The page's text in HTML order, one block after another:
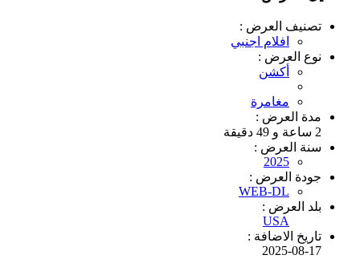
تصنيف العرض :
افلام اجنبي
نوع العرض :
أكشن
مغامرة
مدة العرض :
2 ساعة و 49 دقيقة
سنة العرض :
2025
جودة العرض :
WEB-DL
بلد العرض :
USA
تاريخ الاضافة :
2025-08-17